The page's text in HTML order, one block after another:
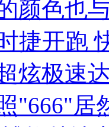
颜色也
捷开跑
炫极速
"666"居